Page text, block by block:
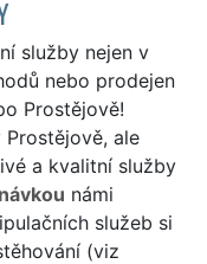
služby nejen v
nebo prodejen
Prostějově!
Prostějově, ale
a kvalitní služby
námi
služeb si
(viz